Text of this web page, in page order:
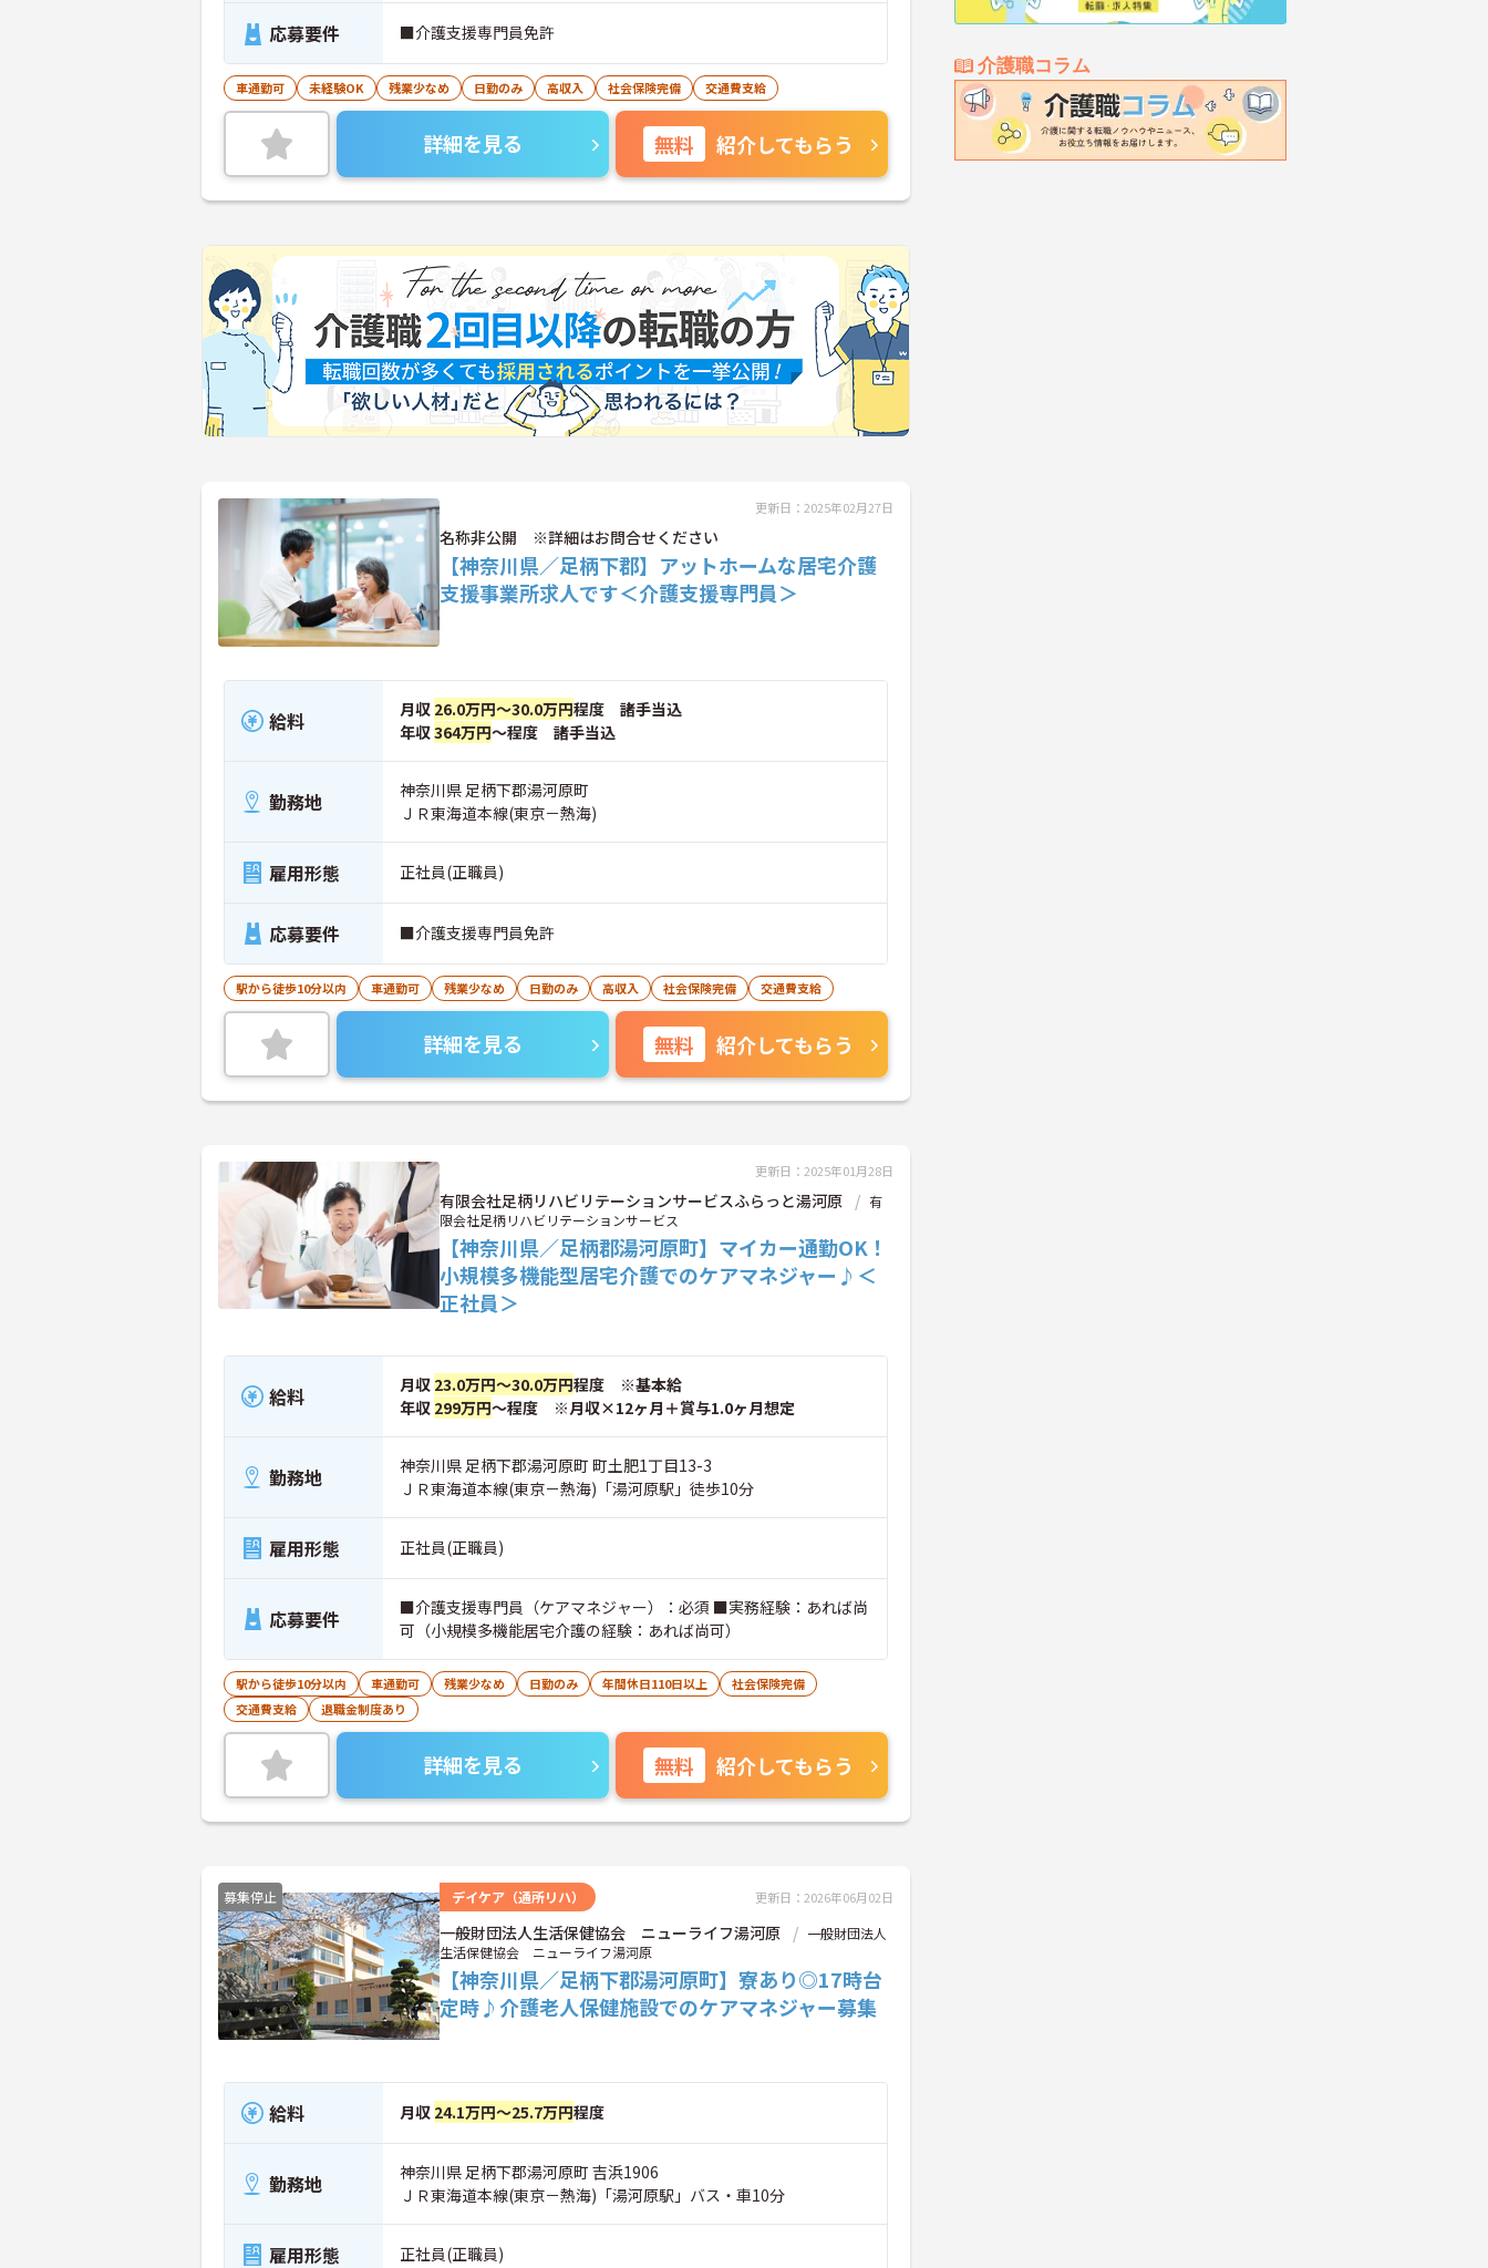
介護職コラム
応募要件 ■介護支援専門員免許
車通勤可 未経験OK 残業少なめ 日勤のみ 高収入 社会保険完備 交通費支給
詳細を見る 無料 紹介してもらう
更新日：2025年02月27日
名称非公開 ※詳細はお問合せください
【神奈川県／足柄下郡】アットホームな居宅介護
支援事業所求人です＜介護支援専門員＞
給料 月収 26.0万円～30.0万円程度 諸手当込
年収364万円～程度 諸手当込
勤務地
神奈川県 足柄下郡湯河原町
ＪＲ東海道本線(東京－熱海)
雇用形態 正社員(正職員)
応募要件 ■介護支援専門員免許
駅から徒歩10分以内 車通勤可 残業少なめ 日勤のみ 高収入 社会保険完備 交通費支給
詳細を見る 無料 紹介してもらう
更新日：2025年01月28日
有限会社足柄リハビリテーションサービスふらっと湯河原
有
限会社足柄リハビリテーションサービス
【神奈川県／足柄郡湯河原町】マイカー通勤OK！
小規模多機能型居宅介護でのケアマネジャー♪＜
正社員＞
給料 月収 23.0万円～30.0万円程度 ※基本給
年収 299万円～程度 ※月収×12ヶ月＋賞与1.0ヶ月想定
勤務地
神奈川県 足柄下郡湯河原町 町土肥1丁目13-3
ＪＲ東海道本線(東京－熱海)「湯河原駅」徒歩10分
雇用形態 正社員(正職員)
応募要件
■介護支援専門員（ケアマネジャー）：必須 ■実務経験：あれば尚
可（小規模多機能居宅介護の経験：あれば尚可）
駅から徒歩10分以内 車通勤可 残業少なめ 日勤のみ 年間休日110日以上
社会保険完備
交通費支給
退職金制度あり
詳細を見る 無料 紹介してもらう
募集停止 デイケア（通所リハ） 更新日：2026年06月02日
一般財団法人生活保健協会 ニューライフ湯河原
一般財団法人
生活保健協会 ニューライフ湯河原
【神奈川県／足柄下郡湯河原町】寮あり◎17時台
定時♪介護老人保健施設でのケアマネジャー募集
給料 月収 24.1万円～25.7万円程度
勤務地
神奈川県 足柄下郡湯河原町 吉浜1906
ＪＲ東海道本線(東京－熱海)「湯河原駅」バス・車10分
雇用形態 正社員(正職員)